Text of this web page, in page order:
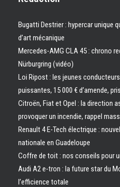
Bugatti Destrier : hypercar unique
d’art mécanique
Mercedes-AMG CLA 45 : chrono
Nürburgring (vidéo)
Loi Ripost : les jeunes
puissantes, 15 000 € d’amende,
Citroën, Fiat et Opel : la direction
provoquer un incendie, rappel
Renault 4 E-Tech électrique :
nationale en Guadeloupe
Coffre de toit : nos conseils pour
Audi A2 e-tron : la future star du
l’efficience totale